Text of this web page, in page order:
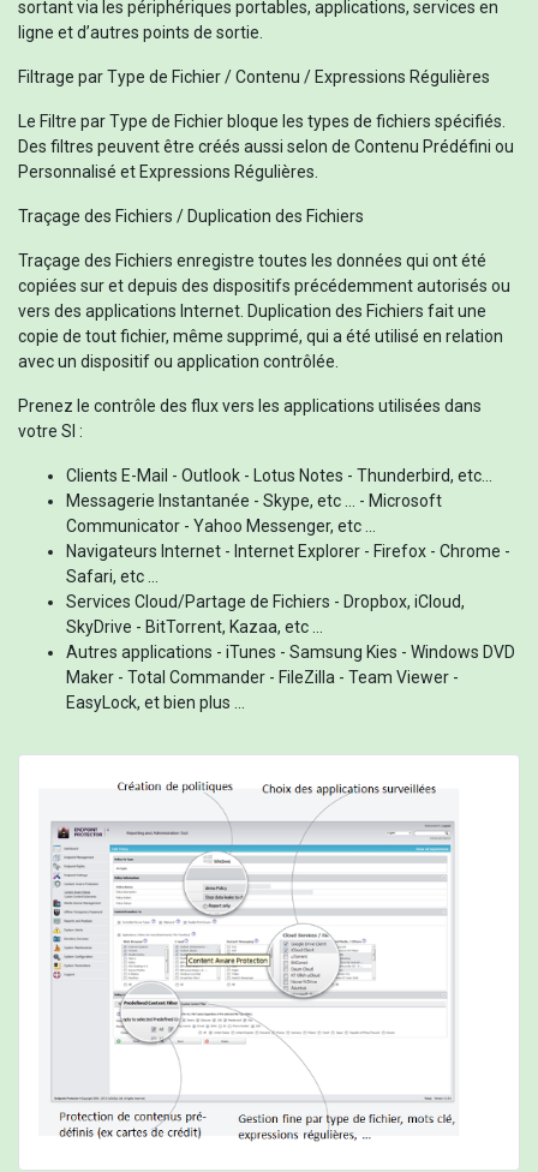
sortant via les périphériques portables, applications, services en
ligne et d’autres points de sortie.
Filtrage par Type de Fichier / Contenu / Expressions Régulières
Le Filtre par Type de Fichier bloque les types de fichiers spécifiés.
Des filtres peuvent être créés aussi selon de Contenu Prédéfini ou
Personnalisé et Expressions Régulières.
Traçage des Fichiers / Duplication des Fichiers
Traçage des Fichiers enregistre toutes les données qui ont été
copiées sur et depuis des dispositifs précédemment autorisés ou
vers des applications Internet. Duplication des Fichiers fait une
copie de tout fichier, même supprimé, qui a été utilisé en relation
avec un dispositif ou application contrôlée.
Prenez le contrôle des flux vers les applications utilisées dans
votre SI :
Clients E-Mail - Outlook - Lotus Notes - Thunderbird, etc...
Messagerie Instantanée - Skype, etc ... - Microsoft
Communicator - Yahoo Messenger, etc ...
Navigateurs Internet - Internet Explorer - Firefox - Chrome -
Safari, etc ...
Services Cloud/Partage de Fichiers - Dropbox, iCloud,
SkyDrive - BitTorrent, Kazaa, etc ...
Autres applications - iTunes - Samsung Kies - Windows DVD
Maker - Total Commander - FileZilla - Team Viewer -
EasyLock, et bien plus ...